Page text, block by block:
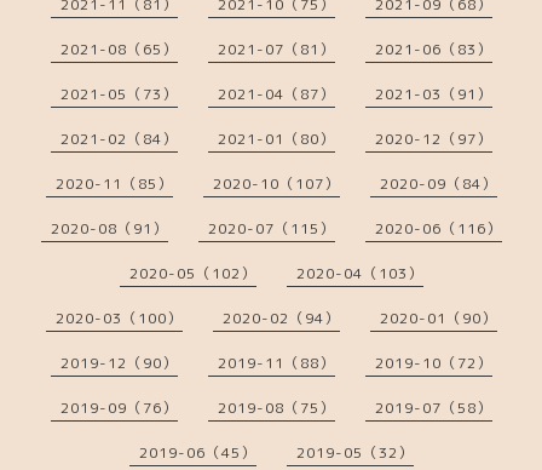
2021-11（81） 2021-10（75） 2021-09（68）
2021-08（65） 2021-07（81） 2021-06（83）
2021-05（73） 2021-04（87） 2021-03（91）
2021-02（84） 2021-01（80） 2020-12（97）
2020-11（85） 2020-10（107） 2020-09（84）
2020-08（91） 2020-07（115） 2020-06（116）
2020-05（102） 2020-04（103）
2020-03（100） 2020-02（94） 2020-01（90）
2019-12（90） 2019-11（88） 2019-10（72）
2019-09（76） 2019-08（75） 2019-07（58）
2019-06（45） 2019-05（32）